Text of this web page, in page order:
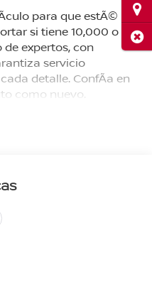
para que estÃ©
si tiene 10,000 o
expertos, con
servicio
detalle. ConfÃ­a en
como nuevo.